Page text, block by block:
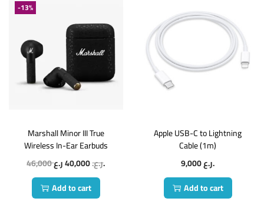
-13%
Marshall Minor III True
Wireless In-Ear Earbuds
46,000
ر.ع.40,000
ر.ع.
Add to cart
Apple USB-C to Lightning
Cable (1m)
9,000
ر.ع.
Add to cart